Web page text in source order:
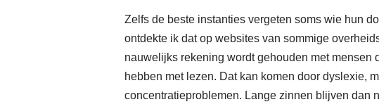
Zelfs de beste instanties vergeten soms wie hun
ontdekte ik dat op websites van sommige
nauwelijks rekening wordt gehouden met mensen
hebben met lezen. Dat kan komen door dyslexie,
concentratieproblemen. Lange zinnen blijven dan